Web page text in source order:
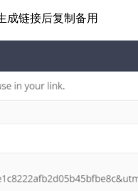
成链接后复制备用